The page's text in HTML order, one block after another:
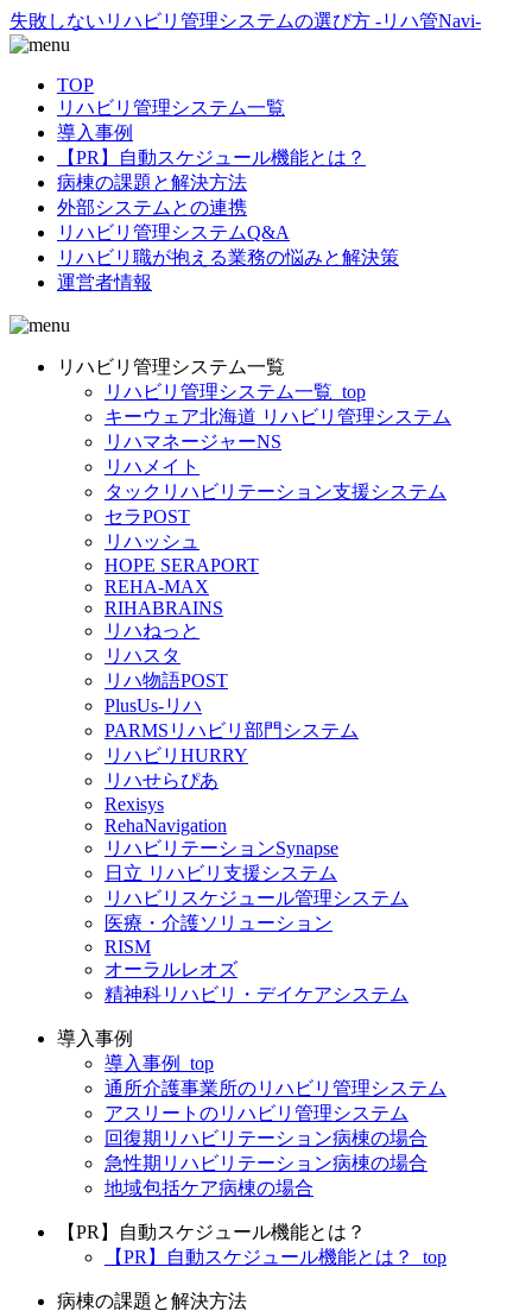
失敗しないリハビリ管理システムの選び方 -リハ管Navi-
TOP
リハビリ管理システム一覧
導入事例
【PR】自動スケジュール機能とは？
病棟の課題と解決方法
外部システムとの連携
リハビリ管理システムQ&A
リハビリ職が抱える業務の悩みと解決策
運営者情報
リハビリ管理システム一覧
リハビリ管理システム一覧_top
キーウェア北海道 リハビリ管理システム
リハマネージャーNS
リハメイト
タックリハビリテーション支援システム
セラPOST
リハッシュ
HOPE SERAPORT
REHA-MAX
RIHABRAINS
リハねっと
リハスタ
リハ物語POST
PlusUs-リハ
PARMSリハビリ部門システム
リハビリHURRY
リハせらぴあ
Rexisys
RehaNavigation
リハビリテーションSynapse
日立 リハビリ支援システム
リハビリスケジュール管理システム
医療・介護ソリューション
RISM
オーラルレオズ
精神科リハビリ・デイケアシステム
導入事例
導入事例_top
通所介護事業所のリハビリ管理システム
アスリートのリハビリ管理システム
回復期リハビリテーション病棟の場合
急性期リハビリテーション病棟の場合
地域包括ケア病棟の場合
【PR】自動スケジュール機能とは？
【PR】自動スケジュール機能とは？_top
病棟の課題と解決方法